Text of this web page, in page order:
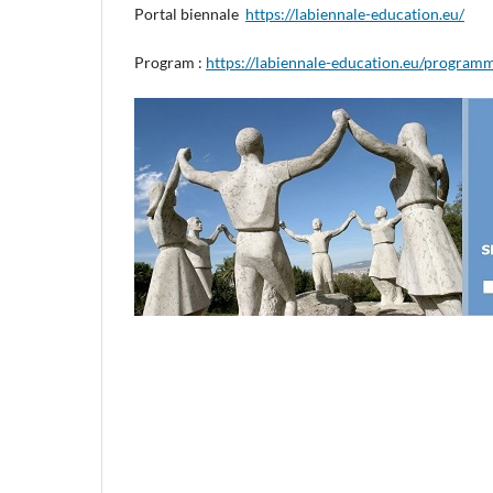
Portal biennale https://labiennale-education.eu/
Program : https://labiennale-education.eu/